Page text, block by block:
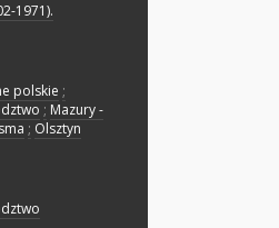
1971).
polskie ;
; Mazury -
; Olsztyn